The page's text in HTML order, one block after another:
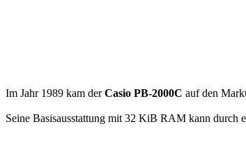
Im Jahr 1989 kam derCasio PB-2000C auf den
Seine Basisausstattung mit 32 KiB RAM kann durch